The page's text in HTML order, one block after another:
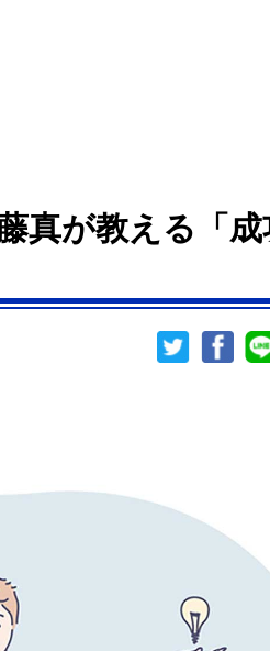
真が教える「成